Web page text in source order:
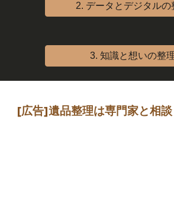
2. データとデジタルの
3. 知識と想いの整
[広告]遺品整理は専門家と相談